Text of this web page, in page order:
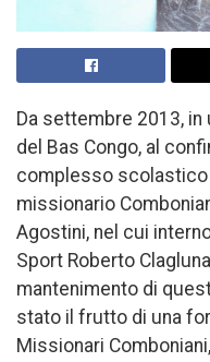
Da settembre 2013,
del Bas Congo, al
complesso scolastico
missionario
Agostini, nel cui
Sport Roberto
mantenimento di
stato il frutto di una
Missionari